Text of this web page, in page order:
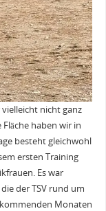
nicht ganz
haben wir in
besteht gleichwohl
ersten Training
Es war
der TSV rund um
Monaten